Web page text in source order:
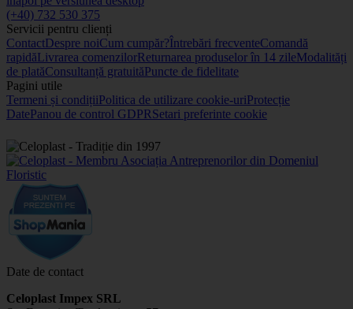
(+40) 732 530 375
Servicii pentru clienți
ContactDespre noiCum cumpăr?Întrebări frecventeComandă
rapidăLivrarea comenzilorReturnarea produselor în 14 zileModalități
de platăConsultanță gratuităPuncte de fidelitate
Pagini utile
Termeni și condițiiPolitica de utilizare cookie-uriProtecție
DatePanou de control GDPRSetari preferinte cookie
Date de contact
Celoplast Impex SRL